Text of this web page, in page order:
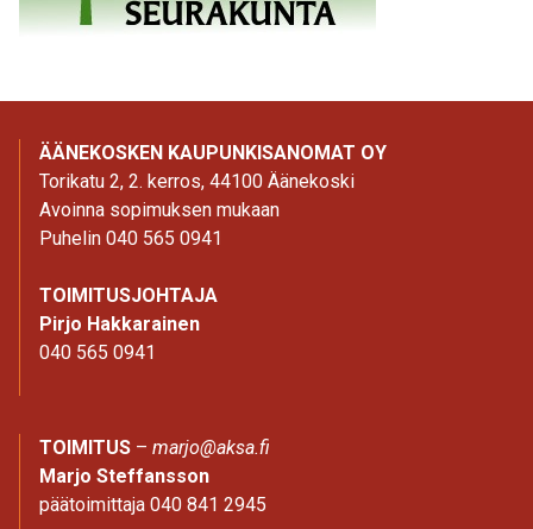
ÄÄNEKOSKEN KAUPUNKISANOMAT OY
Torikatu 2, 2. kerros, 44100 Äänekoski
Avoinna sopimuksen mukaan
Puhelin 040 565 0941
TOIMITUSJOHTAJA
Pirjo Hakkarainen
040 565 0941
TOIMITUS – marjo@aksa.fi
Marjo Steffansson
päätoimittaja 040 841 2945